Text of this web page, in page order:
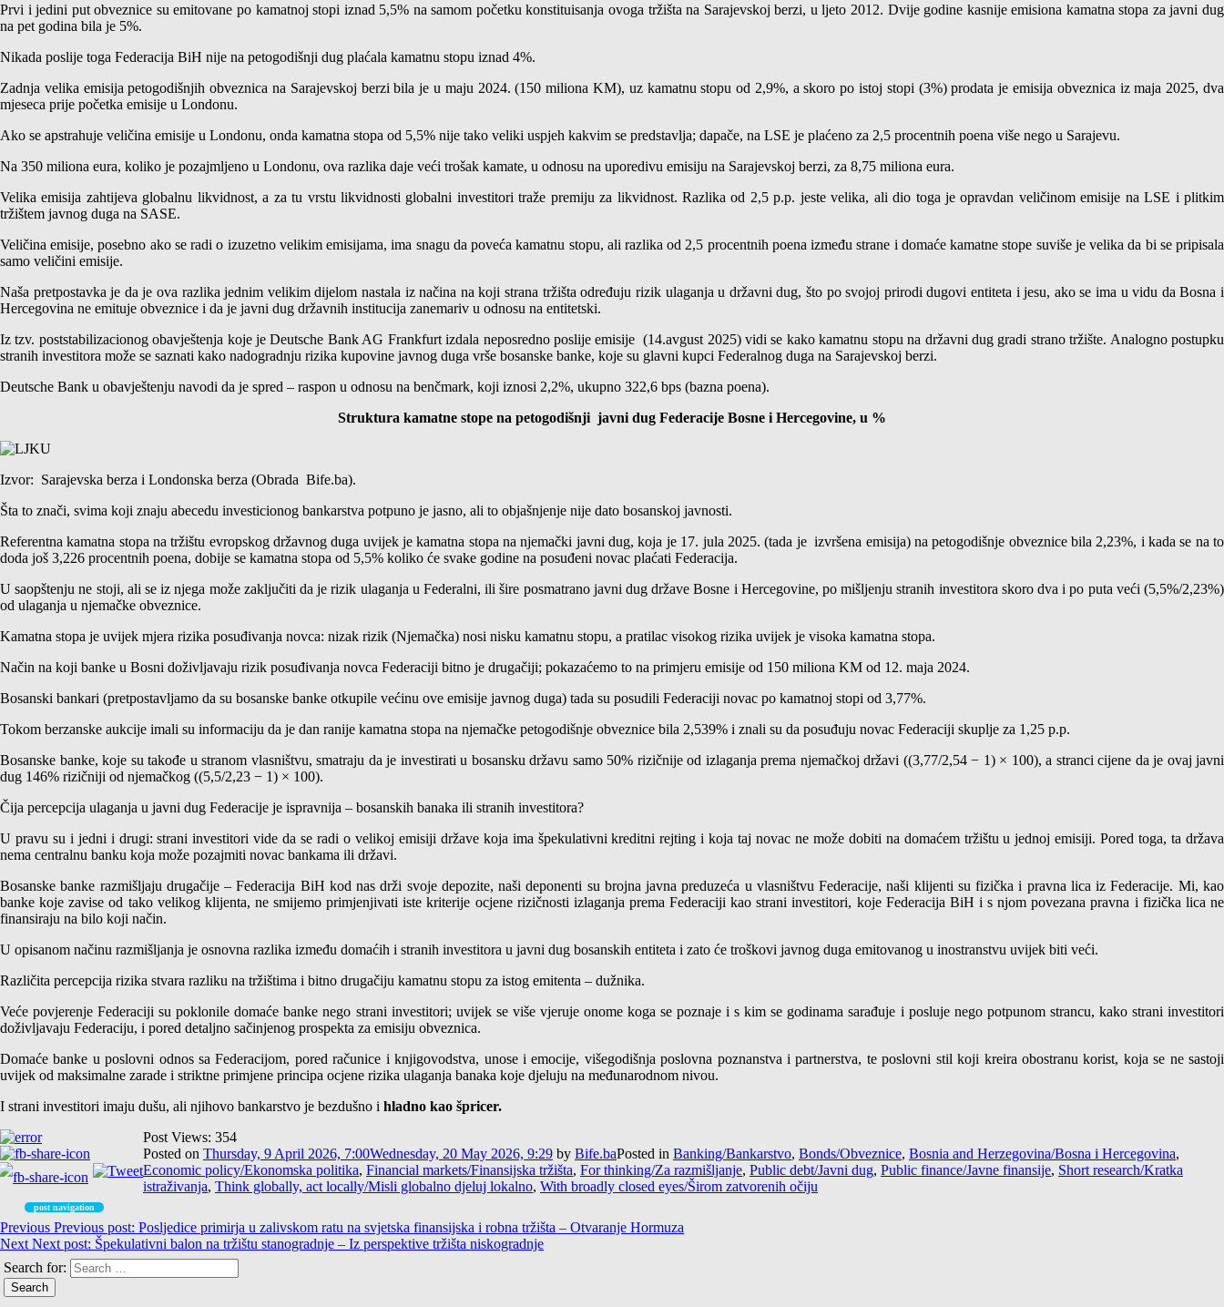
Prvi i jedini put obveznice su emitovane po kamatnoj stopi iznad 5,5% na samom početku konstituisanja ovoga tržišta na Sarajevskoj berzi, u ljeto 2012. Dvije godine kasnije emisiona kamatna stopa za javni dug
na pet godina bila je 5%.
Nikada poslije toga Federacija BiH nije na petogodišnji dug plaćala kamatnu stopu iznad 4%.
Zadnja velika emisija petogodišnjih obveznica na Sarajevskoj berzi bila je u maju 2024. (150 miliona KM), uz kamatnu stopu od 2,9%, a skoro po istoj stopi (3%) prodata je emisija obveznica iz maja 2025, dva
mjeseca prije početka emisije u Londonu.
Ako se apstrahuje veličina emisije u Londonu, onda kamatna stopa od 5,5% nije tako veliki uspjeh kakvim se predstavlja; dapače, na LSE je plaćeno za 2,5 procentnih poena više nego u Sarajevu.
Na 350 miliona eura, koliko je pozajmljeno u Londonu, ova razlika daje veći trošak kamate, u odnosu na uporedivu emisiju na Sarajevskoj berzi, za 8,75 miliona eura.
Velika emisija zahtijeva globalnu likvidnost, a za tu vrstu likvidnosti globalni investitori traže premiju za likvidnost. Razlika od 2,5 p.p. jeste velika, ali dio toga je opravdan veličinom emisije na LSE i plitkim
tržištem javnog duga na SASE.
Veličina emisije, posebno ako se radi o izuzetno velikim emisijama, ima snagu da poveća kamatnu stopu, ali razlika od 2,5 procentnih poena između strane i domaće kamatne stope suviše je velika da bi se pripisala
samo veličini emisije.
Naša pretpostavka je da je ova razlika jednim velikim dijelom nastala iz načina na koji strana tržišta određuju rizik ulaganja u državni dug, što po svojoj prirodi dugovi entiteta i jesu, ako se ima u vidu da Bosna i
Hercegovina ne emituje obveznice i da je javni dug državnih institucija zanemariv u odnosu na entitetski.
Iz tzv. poststabilizacionog obavještenja koje je Deutsche Bank AG Frankfurt izdala neposredno poslije emisije (14.avgust 2025) vidi se kako kamatnu stopu na državni dug gradi strano tržište. Analogno postupku
stranih investitora može se saznati kako nadogradnju rizika kupovine javnog duga vrše bosanske banke, koje su glavni kupci Federalnog duga na Sarajevskoj berzi.
Deutsche Bank u obavještenju navodi da je spred – raspon u odnosu na benčmark, koji iznosi 2,2%, ukupno 322,6 bps (bazna poena).
Struktura kamatne stope na petogodišnji javni dug Federacije Bosne i Hercegovine, u %
Izvor: Sarajevska berza i Londonska berza (Obrada Bife.ba).
Šta to znači, svima koji znaju abecedu investicionog bankarstva potpuno je jasno, ali to objašnjenje nije dato bosanskoj javnosti.
Referentna kamatna stopa na tržištu evropskog državnog duga uvijek je kamatna stopa na njemački javni dug, koja je 17. jula 2025. (tada je izvršena emisija) na petogodišnje obveznice bila 2,23%, i kada se na to
doda još 3,226 procentnih poena, dobije se kamatna stopa od 5,5% koliko će svake godine na posuđeni novac plaćati Federacija.
U saopštenju ne stoji, ali se iz njega može zaključiti da je rizik ulaganja u Federalni, ili šire posmatrano javni dug države Bosne i Hercegovine, po mišljenju stranih investitora skoro dva i po puta veći (5,5%/2,23%)
od ulaganja u njemačke obveznice.
Kamatna stopa je uvijek mjera rizika posuđivanja novca: nizak rizik (Njemačka) nosi nisku kamatnu stopu, a pratilac visokog rizika uvijek je visoka kamatna stopa.
Način na koji banke u Bosni doživljavaju rizik posuđivanja novca Federaciji bitno je drugačiji; pokazaćemo to na primjeru emisije od 150 miliona KM od 12. maja 2024.
Bosanski bankari (pretpostavljamo da su bosanske banke otkupile većinu ove emisije javnog duga) tada su posudili Federaciji novac po kamatnoj stopi od 3,77%.
Tokom berzanske aukcije imali su informaciju da je dan ranije kamatna stopa na njemačke petogodišnje obveznice bila 2,539% i znali su da posuđuju novac Federaciji skuplje za 1,25 p.p.
Bosanske banke, koje su takođe u stranom vlasništvu, smatraju da je investirati u bosansku državu samo 50% rizičnije od izlaganja prema njemačkoj državi ((3,77/2,54 − 1) × 100), a stranci cijene da je ovaj javni
dug 146% rizičniji od njemačkog ((5,5/2,23 − 1) × 100).
Čija percepcija ulaganja u javni dug Federacije je ispravnija – bosanskih banaka ili stranih investitora?
U pravu su i jedni i drugi: strani investitori vide da se radi o velikoj emisiji države koja ima špekulativni kreditni rejting i koja taj novac ne može dobiti na domaćem tržištu u jednoj emisiji. Pored toga, ta država
nema centralnu banku koja može pozajmiti novac bankama ili državi.
Bosanske banke razmišljaju drugačije – Federacija BiH kod nas drži svoje depozite, naši deponenti su brojna javna preduzeća u vlasništvu Federacije, naši klijenti su fizička i pravna lica iz Federacije. Mi, kao
banke koje zavise od tako velikog klijenta, ne smijemo primjenjivati iste kriterije ocjene rizičnosti izlaganja prema Federaciji kao strani investitori, koje Federacija BiH i s njom povezana pravna i fizička lica ne
finansiraju na bilo koji način.
U opisanom načinu razmišljanja je osnovna razlika između domaćih i stranih investitora u javni dug bosanskih entiteta i zato će troškovi javnog duga emitovanog u inostranstvu uvijek biti veći.
Različita percepcija rizika stvara razliku na tržištima i bitno drugačiju kamatnu stopu za istog emitenta – dužnika.
Veće povjerenje Federaciji su poklonile domaće banke nego strani investitori; uvijek se više vjeruje onome koga se poznaje i s kim se godinama sarađuje i posluje nego potpunom strancu, kako strani investitori
doživljavaju Federaciju, i pored detaljno sačinjenog prospekta za emisiju obveznica.
Domaće banke u poslovni odnos sa Federacijom, pored računice i knjigovodstva, unose i emocije, višegodišnja poslovna poznanstva i partnerstva, te poslovni stil koji kreira obostranu korist, koja se ne sastoji
uvijek od maksimalne zarade i striktne primjene principa ocjene rizika ulaganja banaka koje djeluju na međunarodnom nivou.
I strani investitori imaju dušu, ali njihovo bankarstvo je bezdušno i hladno kao špricer.
Post Views: 354
Posted on Thursday, 9 April 2026, 7:00Wednesday, 20 May 2026, 9:29 by Bife.baPosted in Banking/Bankarstvo, Bonds/Obveznice, Bosnia and Herzegovina/Bosna i Hercegovina,
Economic policy/Ekonomska politika, Financial markets/Finansijska tržišta, For thinking/Za razmišljanje, Public debt/Javni dug, Public finance/Javne finansije, Short research/Kratka
istraživanja, Think globally, act locally/Misli globalno djeluj lokalno, With broadly closed eyes/Širom zatvorenih očiju
post navigation
Previous Previous post: Posljedice primirja u zalivskom ratu na svjetska finansijska i robna tržišta – Otvaranje Hormuza
Next Next post: Špekulativni balon na tržištu stanogradnje – Iz perspektive tržišta niskogradnje
Search for: